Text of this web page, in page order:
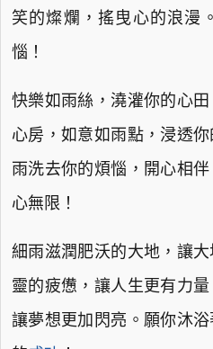
笑的燦爛，搖曳心的浪漫
惱！
快樂如雨絲，澆灌你的心
心房，如意如雨點，浸透
雨洗去你的煩惱，開心相
心無限！
細雨滋潤肥沃的大地，讓
靈的疲憊，讓人生更有力
讓夢想更加閃亮。願你沐